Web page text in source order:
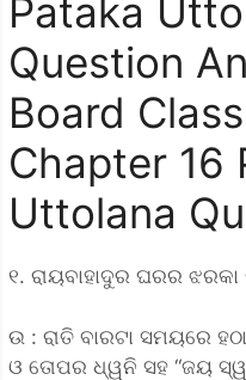
Pataka
Question
Board
Chapter 16
Uttolana
୧. ରାୟବାହାଦୁର ଘରର
ଉ : ରାତି ବାରଟା ସମୟରେ
ଓ ତୋପର ଧ୍ୱନି ସହ “ଜୟ